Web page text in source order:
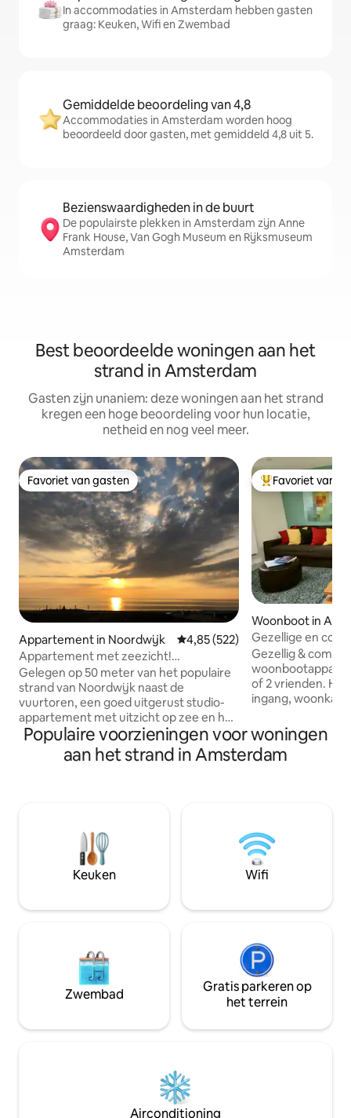
In accommodaties in Amsterdam hebben gasten
graag: Keuken, Wifi en Zwembad
Gemiddelde beoordeling van 4,8
Accommodaties in Amsterdam worden hoog
beoordeeld door gasten, met gemiddeld 4,8 uit 5.
Bezienswaardigheden in de buurt
De populairste plekken in Amsterdam zijn Anne
Frank House, Van Gogh Museum en Rijksmuseum
Amsterdam
Best beoordeelde woningen aan het
strand in Amsterdam
Gasten zijn unaniem: deze woningen aan het strand
kregen een hoge beoordeling voor hun locatie,
netheid en nog veel meer.
Favoriet van gasten
Favoriet van gasten
Appartement in Noordwijk Gemiddelde beoordeling van
4,85 (522)
Appartement met zeezicht!
@Noordwijk Beach
Gelegen op 50 meter van het populaire
strand van Noordwijk naast de
vuurtoren, een goed uitgerust studio-
appartement met uitzicht op zee en het
perfecte uitzicht! Honden zijn helaas
NIET toegestaan! Airbnb heeft zijn
kostenbeleid gewijzigd. De verhuurder
tussen verhuurder en gast. 12% omdat
Airbnb kosten in rekening brengt over
de kosten. Transparante prijzen zijn
belangrijk voor ons en we vertrouwen
Topfavoriet van
Favoriet van
Woonboot in
Gezellige en
onderzetter dicht
Gezellig &
of 2 vrienden.
ingang,
De lichte en zeer
studio van 35 m2
voormalige
restaurants,
tramlijnen
historische
Populaire voorzieningen voor woningen
aan het strand in Amsterdam
Keuken Wifi
Zwembad
Gratis parkeren op
het terrein
Airconditioning